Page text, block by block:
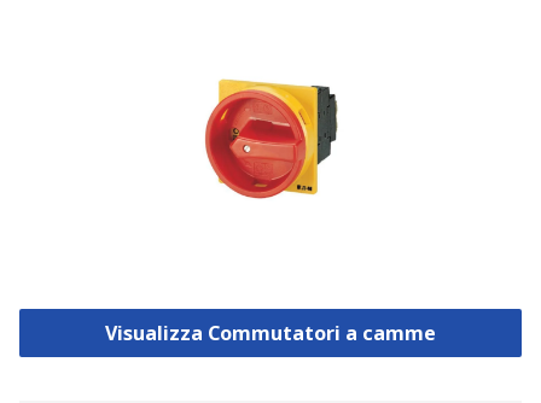
Visualizza Commutatori a camme